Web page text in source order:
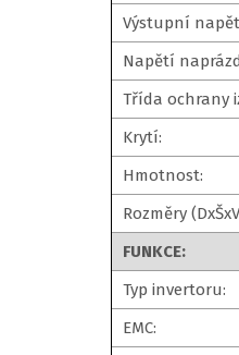
Výstupní
Napětí
Třída ochrany
Krytí:
Hmotnost:
Rozměry
FUNKCE:
Typ invertoru:
EMC: